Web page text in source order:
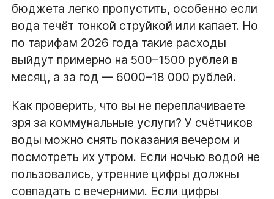
бюджета легко пропустить, особенно если
вода течёт тонкой струйкой или капает. Но
по тарифам 2026 года такие расходы
выйдут примерно на 500–1500 рублей в
месяц, а за год — 6000–18 000 рублей.
Как проверить, что вы не переплачиваете
зря за коммунальные услуги? У счётчиков
воды можно снять показания вечером и
посмотреть их утром. Если ночью водой не
пользовались, утренние цифры должны
совпадать с вечерними. Если цифры